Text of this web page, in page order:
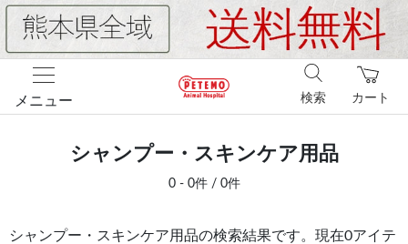
メニュー カート
検索
シャンプー・スキンケア用品
0 - 0件 / 0件
シャンプー・スキンケア用品の検索結果です。現在0アイテ